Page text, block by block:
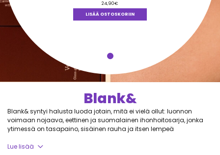
24,90€
LISÄÄ OSTOSKORIIN
Blank&
Blank& syntyi halusta luoda jotain, mitä ei vielä ollut: luonnon
voimaan nojaava, eettinen ja suomalainen ihonhoitosarja, jonka
ytimessä on tasapaino, sisäinen rauha ja itsen lempeä
Lue lisää